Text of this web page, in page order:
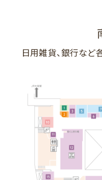
日用雑貨、銀行など
まで